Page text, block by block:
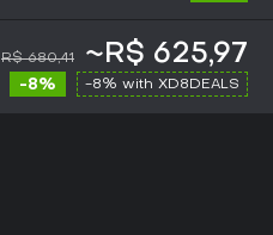
R$ 680,41 ~R$ 625,97
-8% -8% with XD8DEALS